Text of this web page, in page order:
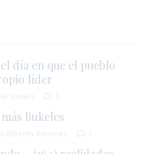
el día en que el pueblo
líder
Bukeles